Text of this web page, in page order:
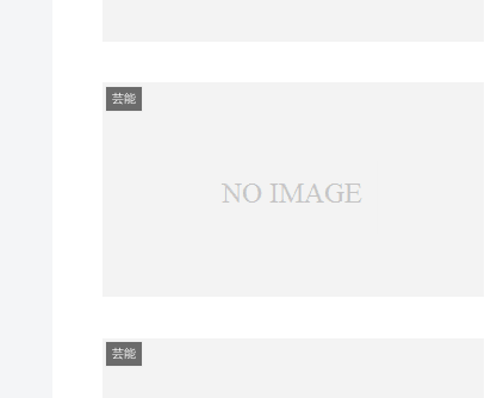
芸能
芸能